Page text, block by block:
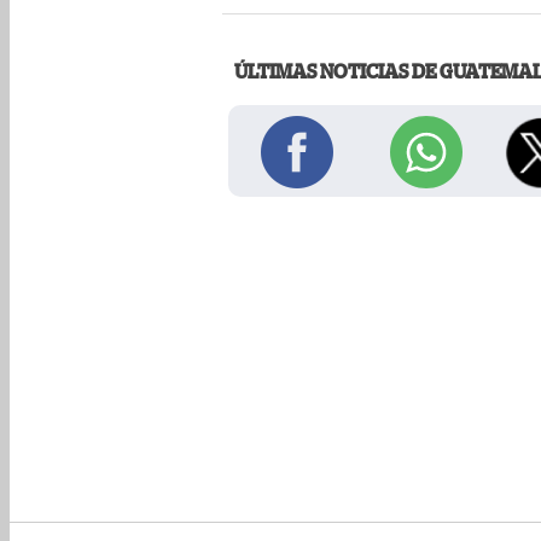
ÚLTIMAS NOTICIAS DE